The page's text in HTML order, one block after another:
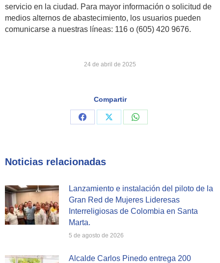
servicio en la ciudad. Para mayor información o solicitud de
medios alternos de abastecimiento, los usuarios pueden
comunicarse a nuestras líneas: 116 o (605) 420 9676.
24 de abril de 2025
Compartir
Share
Share
Share
Noticias relacionadas
Lanzamiento e instalación del piloto de la
Gran Red de Mujeres Lideresas
Interreligiosas de Colombia en Santa
Marta.
5 de agosto de 2026
Alcalde Carlos Pinedo entrega 200